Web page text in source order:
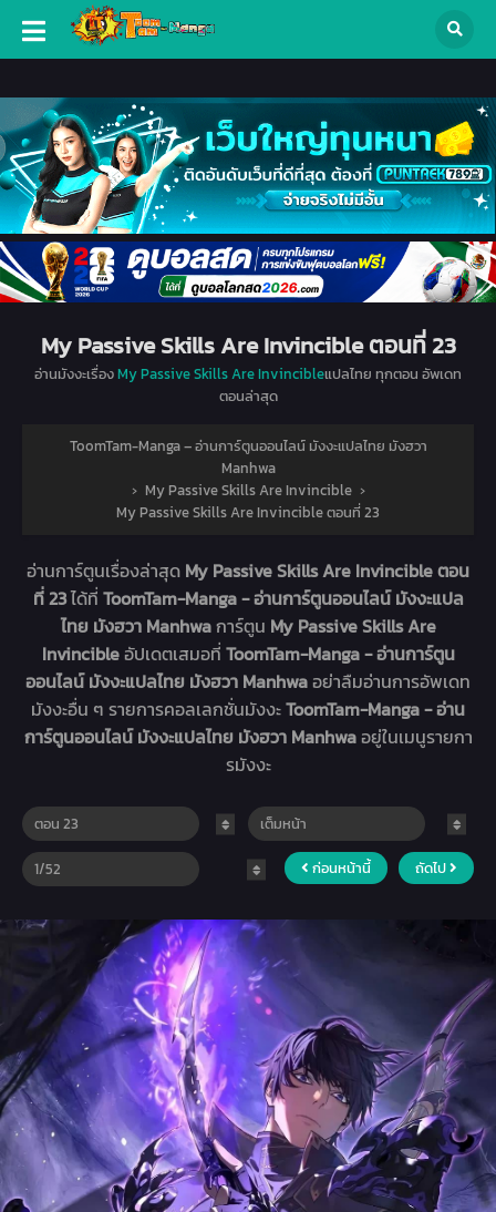
My Passive Skills Are Invincible ตอนที่ 23
อ่านมังงะเรื่องMy Passive Skills Are Invincibleแปลไทย ทุกตอน อัพเดท
ตอนล่าสุด
ToomTam-Manga – อ่านการ์ตูนออนไลน์ มังงะแปลไทย มังฮวา
Manhwa
› My Passive Skills Are Invincible ›
My Passive Skills Are Invincible ตอนที่ 23
อ่านการ์ตูนเรื่องล่าสุด My Passive Skills Are Invincible ตอน
ที่ 23ได้ที่ ToomTam-Manga - อ่านการ์ตูนออนไลน์ มังงะแปล
ไทย มังฮวา Manhwaการ์ตูน My Passive Skills Are
Invincibleอัปเดตเสมอที่ ToomTam-Manga - อ่านการ์ตูน
ออนไลน์ มังงะแปลไทย มังฮวา Manhwaอย่าลืมอ่านการอัพเดท
มังงะอื่น ๆ รายการคอลเลกชั่นมังงะToomTam-Manga - อ่าน
การ์ตูนออนไลน์ มังงะแปลไทย มังฮวา Manhwaอยู่ในเมนูรายกา
รมังงะ
ก่อนหน้านี้ ถัดไป